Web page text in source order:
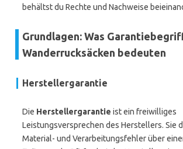
behältst du Rechte und Nachweise
Grundlagen: Was
Wanderrucksäcken bedeuten
Herstellergarantie
Die Herstellergarantie ist ein freiwilliges
Leistungsversprechen des Herstellers. Sie
Material- und Verarbeitungsfehler über